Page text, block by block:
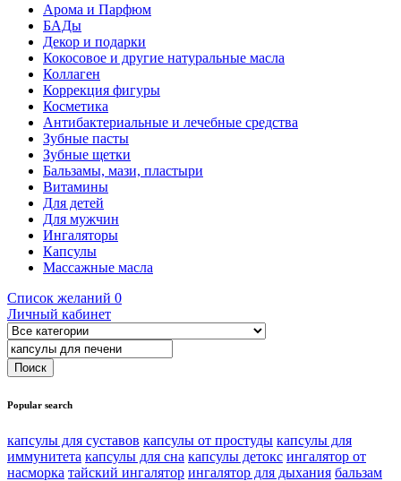
Арома и Парфюм
БАДы
Декор и подарки
Кокосовое и другие натуральные масла
Коллаген
Коррекция фигуры
Косметика
Антибактериальные и лечебные средства
Зубные пасты
Зубные щетки
Бальзамы, мази, пластыри
Витамины
Для детей
Для мужчин
Ингаляторы
Капсулы
Массажные масла
Список желаний 0
Личный кабинет
Popular search
капсулы для суставов капсулы от простуды капсулы для
иммунитета капсулы для сна капсулы детокс ингалятор от
насморка тайский ингалятор ингалятор для дыхания бальзам